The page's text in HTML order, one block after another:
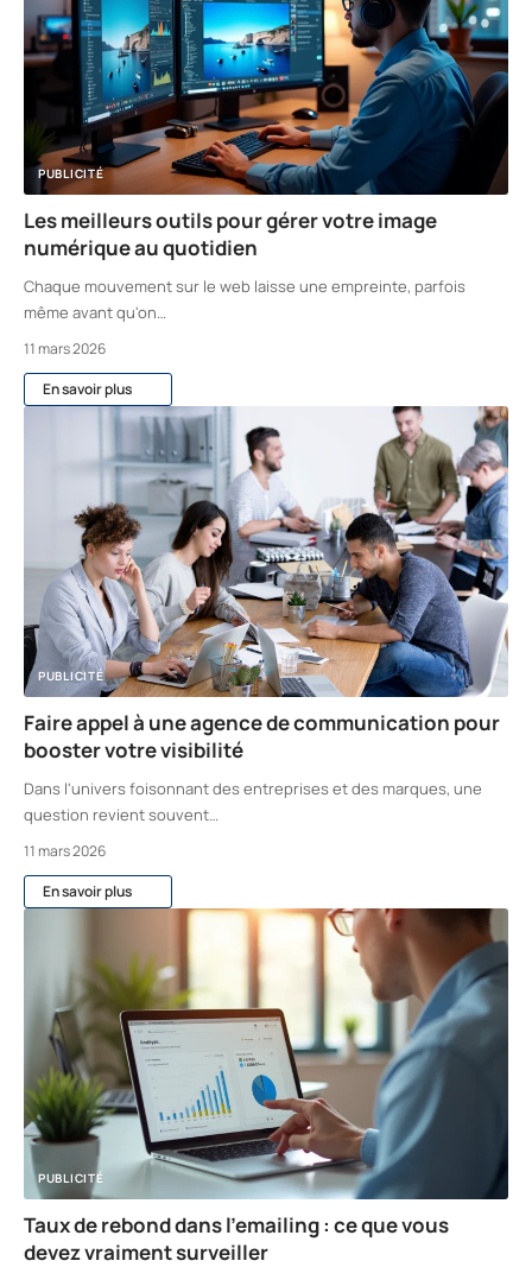
PUBLICITÉ
Les meilleurs outils pour gérer votre image
numérique au quotidien
Chaque mouvement sur le web laisse une empreinte, parfois
même avant qu'on
11 mars 2026
En savoir plus
PUBLICITÉ
Faire appel à une agence de communication pour
booster votre visibilité
Dans l'univers foisonnant des entreprises et des marques, une
question revient souvent…
11 mars 2026
En savoir plus
PUBLICITÉ
Taux de rebond dans l’emailing : ce que vous
devez vraiment surveiller